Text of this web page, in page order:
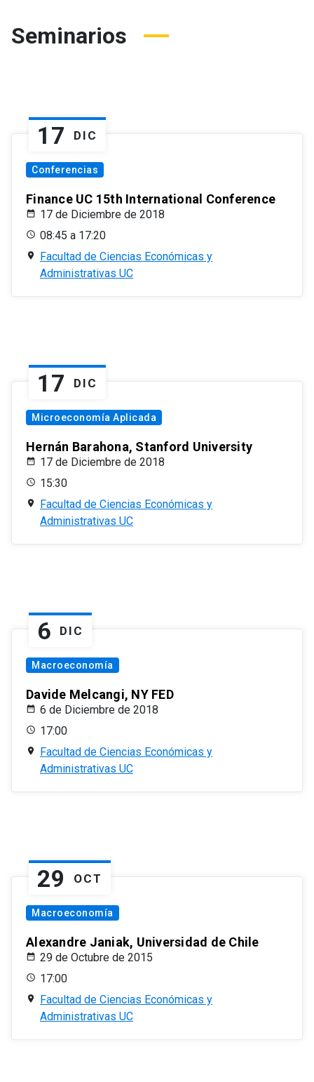
Seminarios
17 DIC
Conferencias
Finance UC 15th International Conference
17 de Diciembre de 2018
08:45 a 17:20
Facultad de Ciencias Económicas y
Administrativas UC
17 DIC
Microeconomía Aplicada
Hernán Barahona, Stanford University
17 de Diciembre de 2018
15:30
Facultad de Ciencias Económicas y
Administrativas UC
6 DIC
Macroeconomía
Davide Melcangi, NY FED
6 de Diciembre de 2018
17:00
Facultad de Ciencias Económicas y
Administrativas UC
29 OCT
Macroeconomía
Alexandre Janiak, Universidad de Chile
29 de Octubre de 2015
17:00
Facultad de Ciencias Económicas y
Administrativas UC